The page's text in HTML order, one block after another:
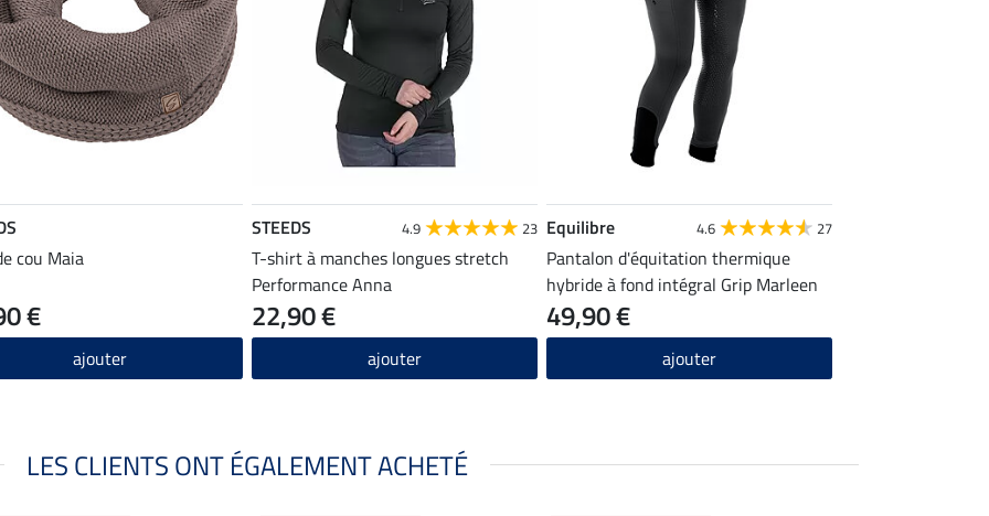
cou Maia
€
ajouter
STEEDS 4.9 23
T-shirt à manches longues stretch
Performance Anna
22,90 €
ajouter
Equilibre 4.6 27
Pantalon d'équitation thermique
hybride à fond intégral Grip Marleen
49,90 €
ajouter
LES CLIENTS ONT ÉGALEMENT ACHETÉ